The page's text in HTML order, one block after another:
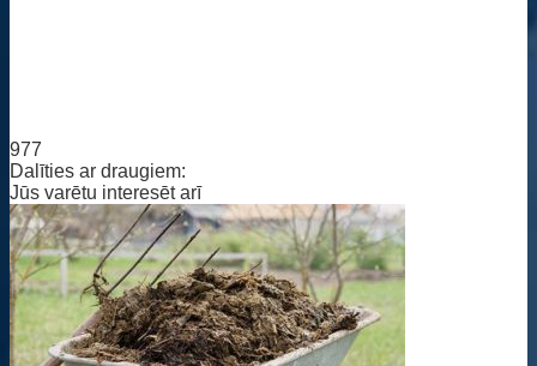
977
Dalīties ar draugiem:
Jūs varētu interesēt arī